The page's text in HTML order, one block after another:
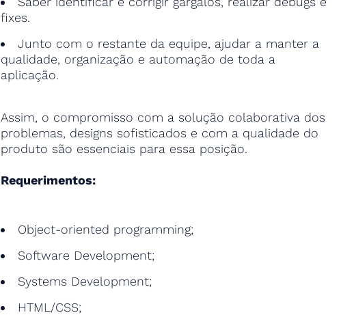
fixes.
Junto com o restante da equipe, ajudar a manter a
qualidade, organização e automação de toda a
aplicação.
Assim, o compromisso com a solução colaborativa dos
problemas, designs sofisticados e com a qualidade do
produto são essenciais para essa posição.
Requerimentos:
Object-oriented programming;
Software Development;
Systems Development;
HTML/CSS;